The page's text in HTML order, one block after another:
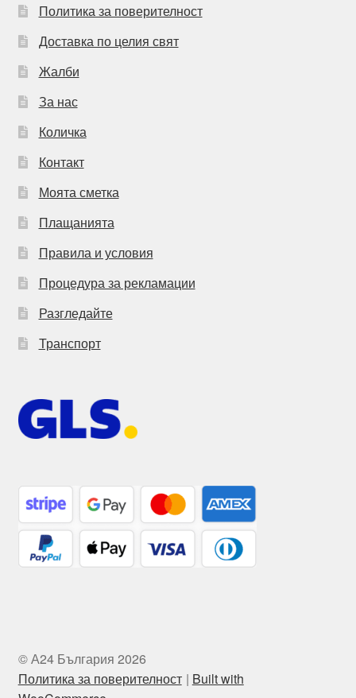
Политика за поверителност
Доставка по целия свят
Жалби
За нас
Количка
Контакт
Моята сметка
Плащанията
Правила и условия
Процедура за рекламации
Разгледайте
Транспорт
© А24 България 2026
Политика за поверителност
Built with